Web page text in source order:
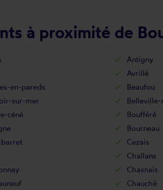
à proximité de
Antigny
Avrillé
en-pareds Beaufou
sur-mer
céné Boufféré
Bourneau
Cezais
Challans
Chasnais
Chauché